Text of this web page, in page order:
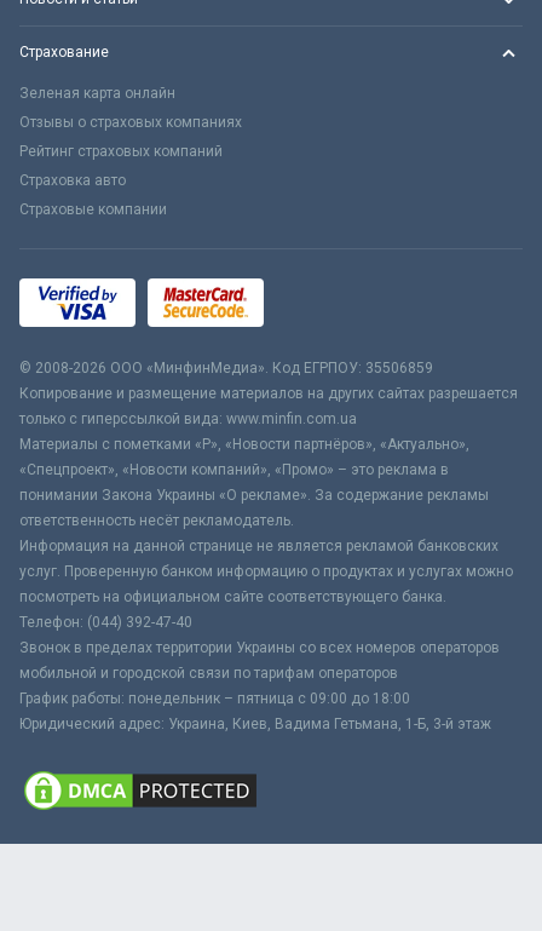
Страхование
Зеленая карта онлайн
Отзывы о страховых компаниях
Рейтинг страховых компаний
Страховка авто
Страховые компании
© 2008-2026 ООО «МинфинМедиа». Код ЕГРПОУ: 35506859
Копирование и размещение материалов на других сайтах разрешается
только с гиперссылкой вида: www.minfin.com.ua
Материалы с пометками «Р», «Новости партнёров», «Актуально»,
«Спецпроект», «Новости компаний», «Промо» – это реклама в
понимании Закона Украины «О рекламе». За содержание рекламы
ответственность несёт рекламодатель.
Информация на данной странице не является рекламой банковских
услуг. Проверенную банком информацию о продуктах и услугах можно
посмотреть на официальном сайте соответствующего банка.
Телефон: (044) 392-47-40
Звонок в пределах территории Украины со всех номеров операторов
мобильной и городской связи по тарифам операторов
График работы: понедельник – пятница с 09:00 до 18:00
Юридический адрес: Украина, Киев, Вадима Гетьмана, 1-Б, 3-й этаж